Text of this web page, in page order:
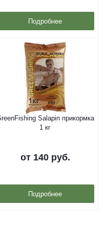
Подробнее
Salapin прикормка
1 кг
от 140 руб.
Подробнее